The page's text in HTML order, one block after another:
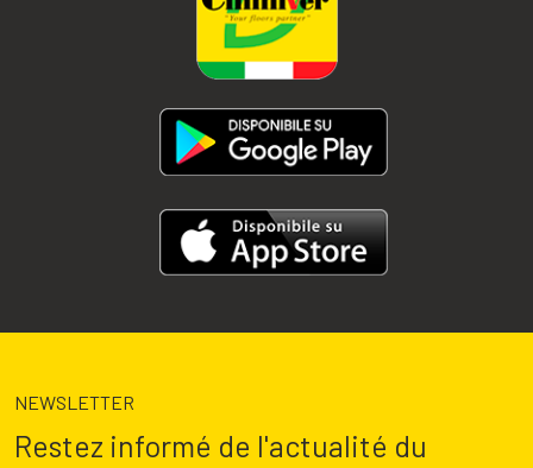
NEWSLETTER
Restez informé de l'actualité du